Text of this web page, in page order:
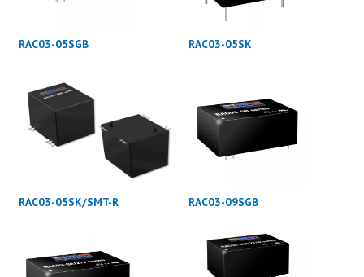
RAC03-05SGB RAC03-05SK
RAC03-05SK/SMT-R RAC03-09SGB